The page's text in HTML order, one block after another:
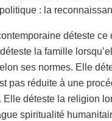
: la
déteste ce
la famille
ses normes. Elle
pas réduite à une
déteste la religion
spiritualité